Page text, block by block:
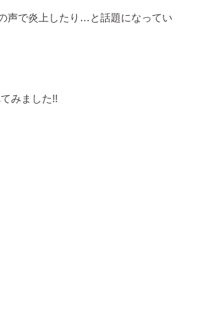
声で炎上したり…と話題になってい
みました!!